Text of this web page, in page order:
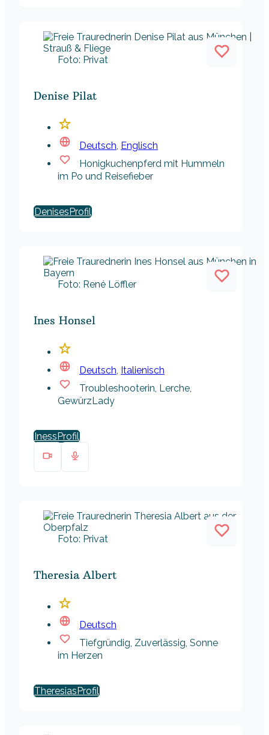
Foto: Privat
Denise Pilat
Deutsch, Englisch
Honigkuchenpferd mit Hummeln
im Po und Reisefieber
Denises
Foto: René Löffler
Ines Honsel
Deutsch, Italienisch
Troubleshooterin, Lerche,
GewürzLady
Iness
Foto: Privat
Theresia Albert
Deutsch
Tiefgründig, Zuverlässig, Sonne
im Herzen
Theresias